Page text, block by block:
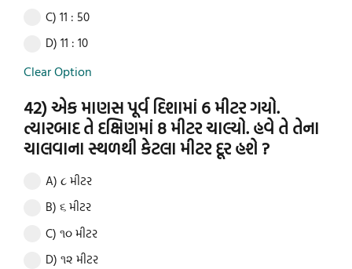
C) 11 : 50
D) 11 : 10
Clear Option
42) એક માણસ પૂર્વ દિશામાં 6 મીટર ગયો.
ત્યારબાદ તે દક્ષિણમાં 8 મીટર ચાલ્યો. હવે તે તેના
ચાલવાના સ્થળથી કેટલા મીટર દૂર હશે ?
A) ૮ મીટર
B) ૬ મીટર
C) ૧૦ મીટર
D) ૧૨ મીટર